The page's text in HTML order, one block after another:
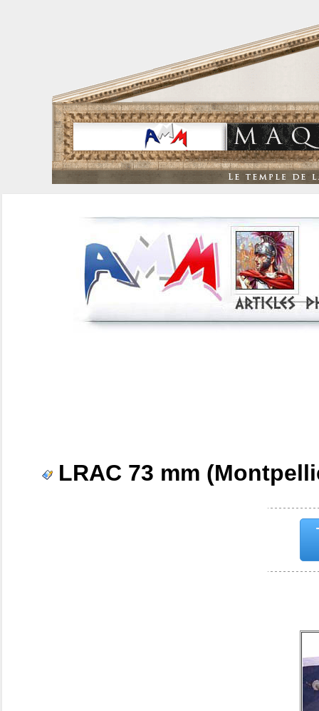
LRAC 73 mm